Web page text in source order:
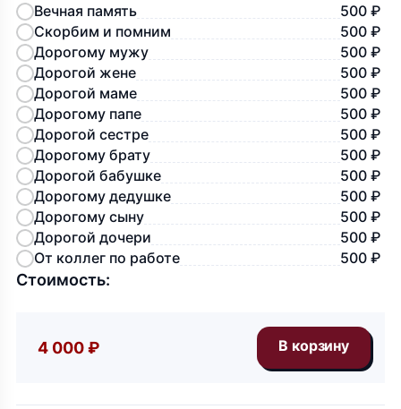
Вечная память
500 ₽
Скорбим и помним
500 ₽
Дорогому мужу
500 ₽
Дорогой жене
500 ₽
Дорогой маме
500 ₽
Дорогому папе
500 ₽
Дорогой сестре
500 ₽
Дорогому брату
500 ₽
Дорогой бабушке
500 ₽
Дорогому дедушке
500 ₽
Дорогому сыну
500 ₽
Дорогой дочери
500 ₽
От коллег по работе
500 ₽
Стоимость:
4 000 ₽